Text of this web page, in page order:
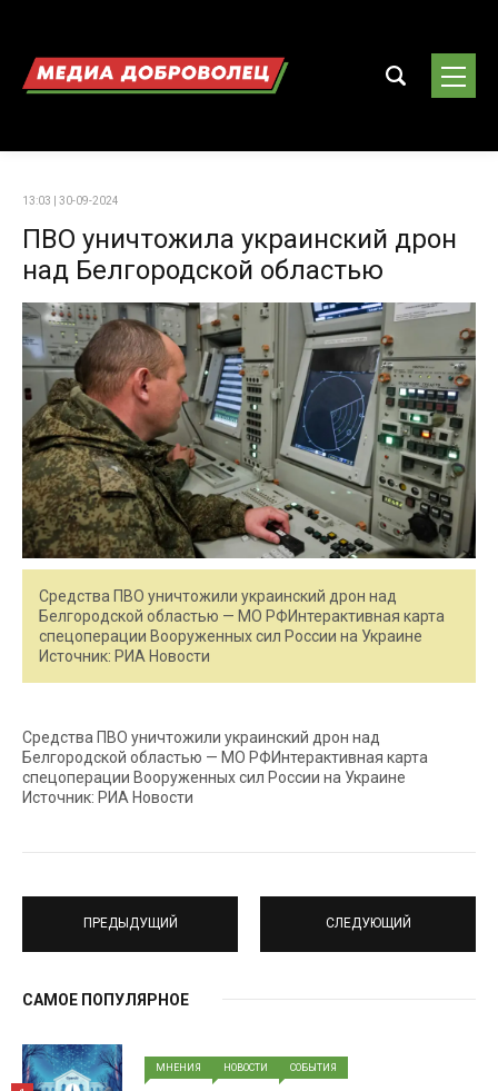
13:03 | 30-09-2024
ПВО уничтожила украинский дрон
над Белгородской областью
Средства ПВО уничтожили украинский дрон над
Белгородской областью — МО РФИнтерактивная карта
спецоперации Вооруженных сил России на Украине
Источник: РИА Новости
Средства ПВО уничтожили украинский дрон над
Белгородской областью — МО РФИнтерактивная карта
спецоперации Вооруженных сил России на Украине
Источник: РИА Новости
ПРЕДЫДУЩИЙ СЛЕДУЮЩИЙ
САМОЕ ПОПУЛЯРНОЕ
МНЕНИЯ НОВОСТИ СОБЫТИЯ